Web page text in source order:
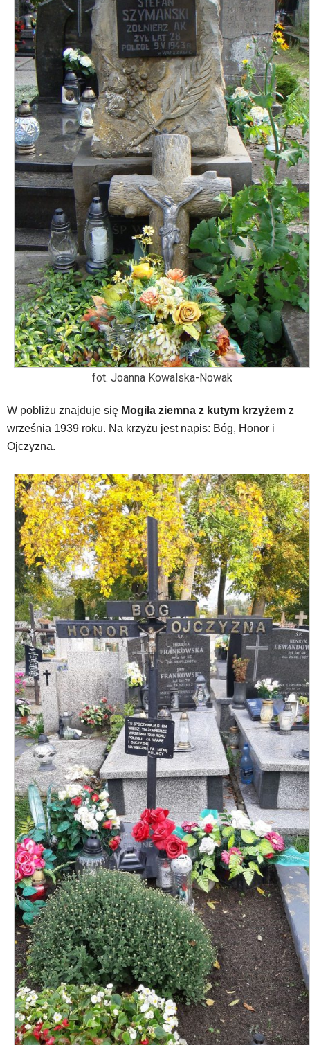
fot. Joanna Kowalska-Nowak
W pobliżu znajduje się Mogiła ziemna z kutym krzyżem z
września 1939 roku. Na krzyżu jest napis: Bóg, Honor i
Ojczyzna.